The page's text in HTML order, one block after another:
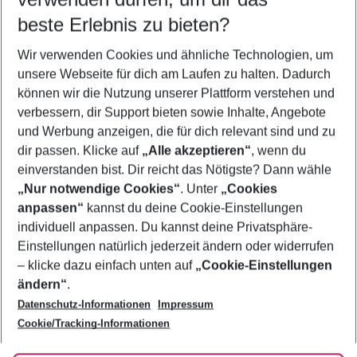
5-8 Nächte
2 Erwachsene Keine Kinder
Mehr Filter anzeigen
Footer
Footer navigation
Über uns
AGB
Bestpreisgarantie
Cookie-Einstellungen ändern
Cookie-Richtlinie
Agenturbetreuung
Barrierefreies Reisen
Folge uns
beste Erlebnis zu bieten?
Wir verwenden Cookies und ähnliche Technologien, um
unsere Webseite für dich am Laufen zu halten. Dadurch
können wir die Nutzung unserer Plattform verstehen und
verbessern, dir Support bieten sowie Inhalte, Angebote
und Werbung anzeigen, die für dich relevant sind und zu
dir passen. Klicke auf „Alle akzeptieren“, wenn du
einverstanden bist. Dir reicht das Nötigste? Dann wähle
„Nur notwendige Cookies“. Unter „Cookies
anpassen“ kannst du deine Cookie-Einstellungen
individuell anpassen. Du kannst deine Privatsphäre-
Einstellungen natürlich jederzeit ändern oder widerrufen
– klicke dazu einfach unten auf „Cookie-Einstellungen
ändern“.
Datenschutz-Informationen
Impressum
Cookie/Tracking-Informationen